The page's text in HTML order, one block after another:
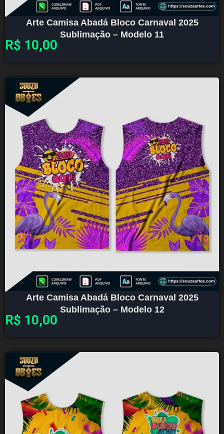
Arte Camisa Abadá Bloco Carnaval 2025
Sublimação – Modelo 11
R$ 10,00
Arte Camisa Abadá Bloco Carnaval 2025
Sublimação – Modelo 12
R$ 10,00